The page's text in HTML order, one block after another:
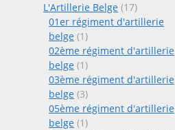
L'Artillerie Belge (17)
01er régiment d'artillerie
belge (1)
02ème régiment d'artillerie
belge (1)
03ème régiment d'artillerie
belge (3)
05ème régiment d'artillerie
belge (1)